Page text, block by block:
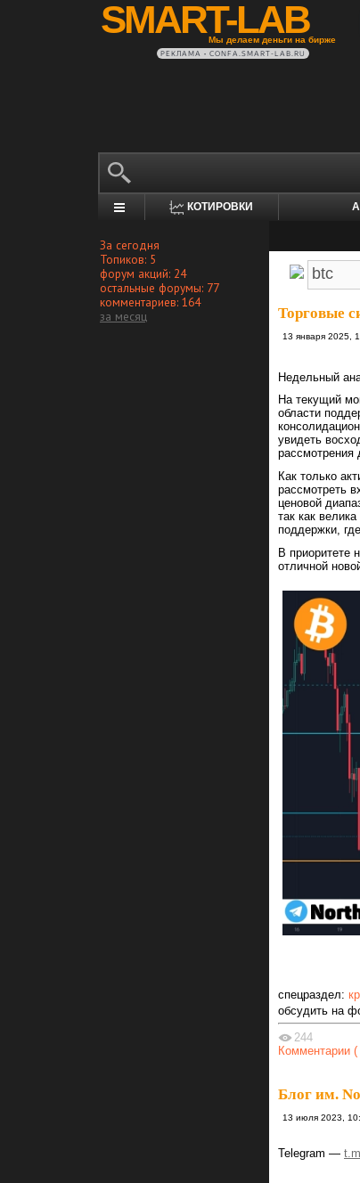
SMART-LAB
Мы делаем деньги на бирже
РЕКЛАМА • CONFA.SMART-LAB.RU
КОТИРОВКИ
За сегодня
Топиков: 5
форум акций: 24
остальные форумы: 77
комментариев: 164
за месяц
Торговые
13 января 2025,
Недельный
На текущий
области
увидеть
рассмотрения
Как только
рассмотреть
ценовой
так как
поддержки,
В приоритете
отличной
спецраздел:
обсудить на
244
Комментарии (
Блог им.
13 июля 2023,
Telegram —